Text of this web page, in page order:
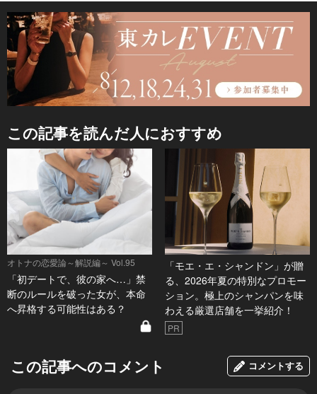
この記事を読んだ人におすすめ
オトナの恋愛論～解説編～ Vol.95
「初デートで、彼の家へ…」禁
断のルールを破った女が、本命
へ昇格する可能性はある？
「モエ・エ・シャンドン」が贈
る、2026年夏の特別なプロモー
ション。極上のシャンパンを味
わえる厳選店舗を一挙紹介！
PR
この記事へのコメント コメントする